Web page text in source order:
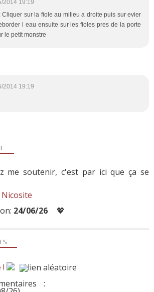
2014 19:19
Cliquer sur la fiole au milieu a droite puis sur evier
l eau ensuite sur les fioles pres de la porte
le petit monstre
2014 19:19
:
me soutenir, c'est par ici que ça se
24/06/26 💖